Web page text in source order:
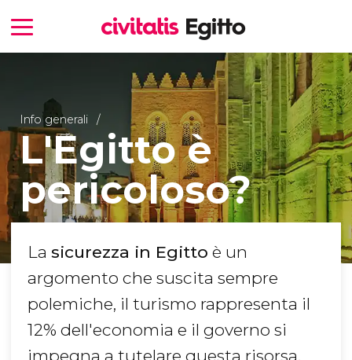
Info generali
L'Egitto è
pericoloso?
La sicurezza in Egitto è un
argomento che suscita sempre
polemiche, il turismo rappresenta il
12% dell'economia e il governo si
impegna a tutelare questa risorsa.